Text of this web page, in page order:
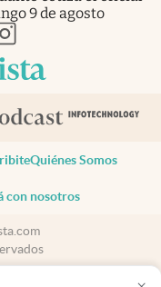
9 de agosto
pestañapestaña
nueva pestaña
en nueva pestaña
abre en nueva pestaña
Quiénes Somos
con nosotros